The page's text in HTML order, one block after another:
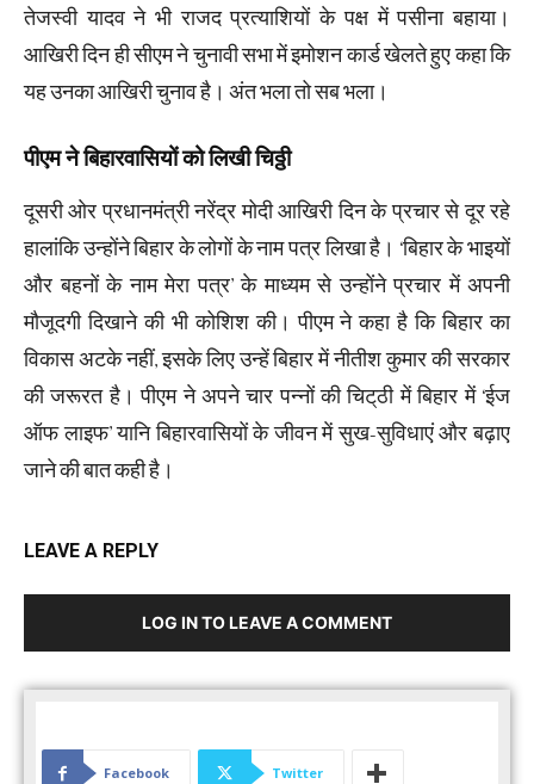
तेजस्वी यादव ने भी राजद प्रत्याशियों के पक्ष में पसीना बहाया।
आखिरी दिन ही सीएम ने चुनावी सभा में इमोशन कार्ड खेलते हुए कहा कि
यह उनका आखिरी चुनाव है। अंत भला तो सब भला।
पीएम ने बिहारवासियों​ को लिखी चिठ्ठी
दूसरी ओर प्रधानमंत्री नरेंद्र मोदी आखिरी दिन के प्रचार से दूर रहे
हालांकि उन्होंने बिहार के लोगों के नाम पत्र लिखा है। ‘बिहार के भाइयों
और बहनों के नाम मेरा पत्र’ के माध्यम से उन्होंने प्रचार में अपनी
मौजूदगी दिखाने की भी कोशिश की। पीएम ने कहा है कि बिहार का
विकास अटके नहीं, इसके लिए उन्हें बिहार में नीतीश कुमार की सरकार
की जरूरत है। पीएम ने अपने चार पन्नों की चिट्‌ठी में बिहार में ‘ईज
ऑफ लाइफ’ यानि बिहारवासियों के जीवन में सुख-सुविधाएं और बढ़ाए
जाने की बात कही है।
LEAVE A REPLY
LOG IN TO LEAVE A COMMENT
Facebook Twitter